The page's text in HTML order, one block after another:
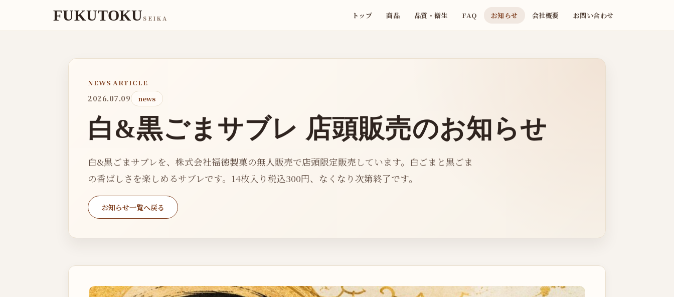
FUKUTOKUSEIKA トップ 商品 品質・衛生 FAQ お知らせ 会社概要 お問い合わせ
NEWS ARTICLE
2026.07.09 news
白&黒ごまサブレ 店頭販売のお知らせ
白&黒ごまサブレを、株式会社福徳製菓の無人販売で店頭限定販売しています。白ごまと黒ごま
の香ばしさを楽しめるサブレです。14枚入り税込300円、なくなり次第終了です。
お知らせ一覧へ戻る